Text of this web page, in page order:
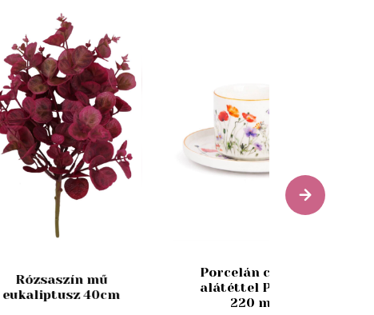
Rózsaszín mű
eukaliptusz 40cm
Porcelán csésze
alátéttel Pipacs
220 ml